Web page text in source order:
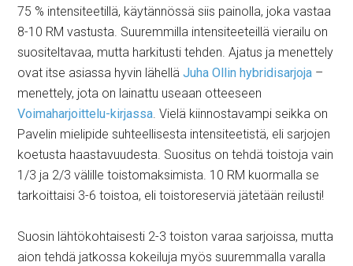
75 % intensiteetillä, käytännössä siis painolla, joka vastaa
8-10 RM vastusta. Suuremmilla intensiteeteillä vierailu on
suositeltavaa, mutta harkitusti tehden. Ajatus ja menettely
ovat itse asiassa hyvin lähelläJuha Ollin hybridisarjoja –
menettely, jota on lainattu useaan otteeseen
Voimaharjoittelu-kirjassa. Vielä kiinnostavampi seikka on
Pavelin mielipide suhteellisesta intensiteetistä, eli sarjojen
koetusta haastavuudesta. Suositus on tehdä toistoja vain
1/3 ja 2/3 välille toistomaksimista. 10 RM kuormalla se
tarkoittaisi 3-6 toistoa, eli toistoreserviä jätetään reilusti!
Suosin lähtökohtaisesti 2-3 toiston varaa sarjoissa, mutta
aion tehdä jatkossa kokeiluja myös suuremmalla varalla